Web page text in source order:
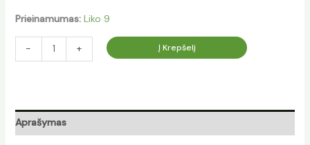
Prieinamumas: Liko 9
- + Į Krepšelį
Aprašymas